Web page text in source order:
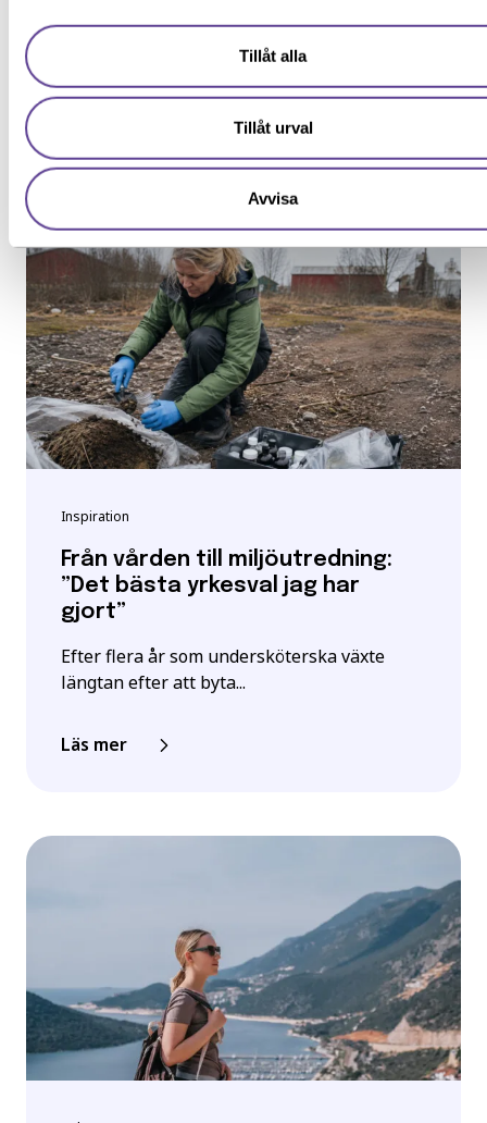
Tillåt alla
Tillåt urval
Avvisa
Relaterade
artiklar
Inspiration
Från vården till miljöutredning:
”Det bästa yrkesval jag har
gjort”
Efter flera år som undersköterska växte
längtan efter att byta...
Läs mer